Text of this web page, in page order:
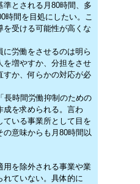
とされる月80時間、多
時間を目処にしたい。こ
受ける可能性が高くな
労働をさせるのは明ら
を増やすか、分担をさせ
すか、何らかの対応が必
時間労働抑制のための
成を求められる。言わ
いる事業所として目を
意味からも月80時間以
を除外される事業や業
れていない。具体的に